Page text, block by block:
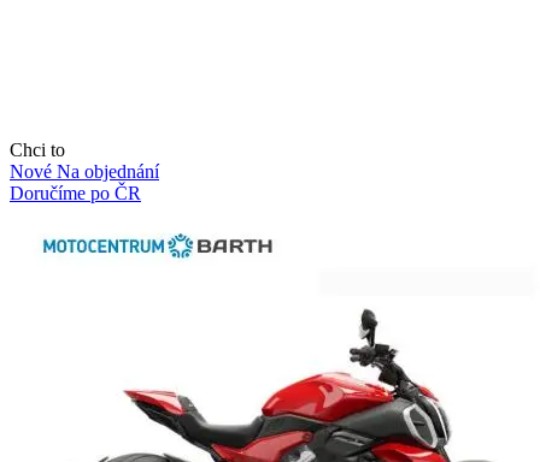
Chci to
Nové Na objednání
Doručíme po ČR